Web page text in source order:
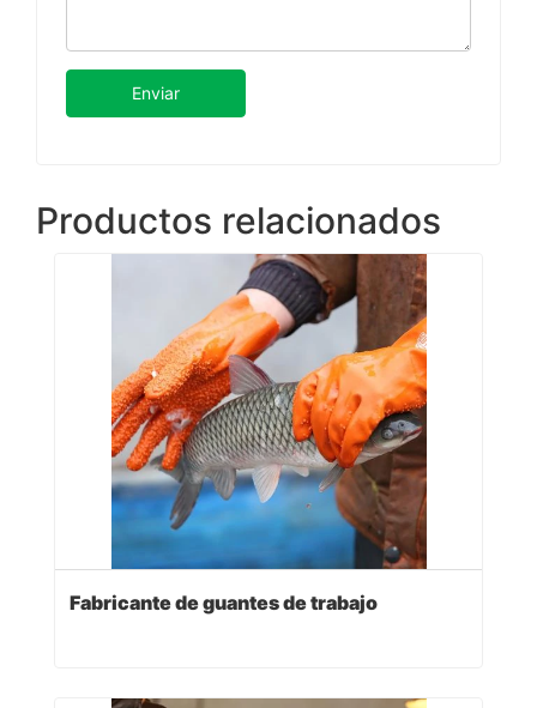
Enviar
Productos relacionados
Fabricante de guantes de trabajo